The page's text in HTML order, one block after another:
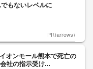
もないレベルに
PR(arrows)
オンモール熊本で死亡の
社の指示受け...